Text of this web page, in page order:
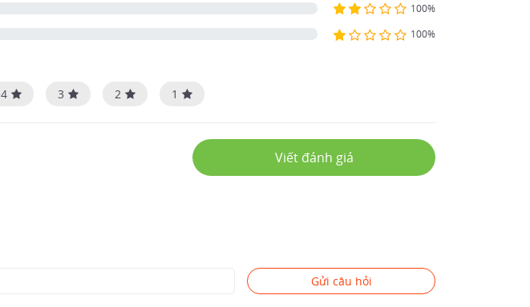
100%
100%
4 3 2 1
Viết đánh giá
Gửi câu hỏi